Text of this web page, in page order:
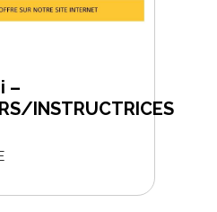
–
INSTRUCTRICES